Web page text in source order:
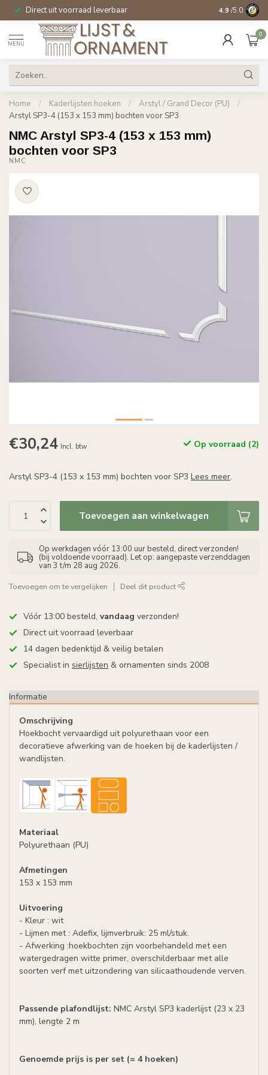
Direct uit voorraad leverbaar 14 dagen
4.9 /5.0
MENU
0
Home / Kaderlijsten hoeken / Arstyl / Grand Decor (PU)
/
Arstyl SP3-4 (153 x 153 mm) bochten voor SP3
NMC Arstyl SP3-4 (153 x 153 mm)
bochten voor SP3
NMC
€30,24 Incl. btw Op voorraad (2)
Arstyl SP3-4 (153 x 153 mm) bochten voor SP3 Lees meer.
Toevoegen aan winkelwagen
Op werkdagen vóór 13:00 uur besteld, direct verzonden!
(bij voldoende voorraad). Let op: aangepaste verzenddagen
van 3 t/m 28 aug 2026.
Toevoegen om te vergelijken Deel dit product
Vóór 13:00 besteld, vandaag verzonden!
Direct uit voorraad leverbaar
14 dagen bedenktijd & veilig betalen
Specialist in sierlijsten & ornamenten sinds 2008
Informatie
Omschrijving
Hoekbocht vervaardigd uit polyurethaan voor een
decoratieve afwerking van de hoeken bij de kaderlijsten /
wandlijsten.
Materiaal
Polyurethaan (PU)
Afmetingen
153 x 153 mm
Uitvoering
- Kleur : wit
- Lijmen met : Adefix, lijmverbruik: 25 ml/stuk.
- Afwerking :hoekbochten zijn voorbehandeld met een
watergedragen witte primer, overschilderbaar met alle
soorten verf met uitzondering van silicaathoudende verven.
Passende plafondlijst: NMC Arstyl SP3 kaderlijst (23 x 23
mm), lengte 2 m
Genoemde prijs is per set (= 4 hoeken)